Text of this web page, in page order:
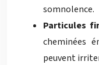
somnolence.
Particules
cheminées
peuvent